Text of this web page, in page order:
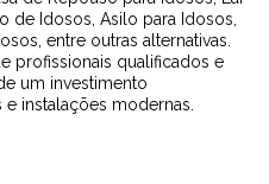
de Idosos, Asilo para Idosos,
entre outras alternativas.
profissionais qualificados e
um investimento
instalações modernas.